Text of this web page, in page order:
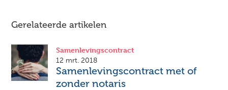
Gerelateerde artikelen
Samenlevingscontract
12 mrt. 2018
Samenlevingscontract met of
zonder notaris